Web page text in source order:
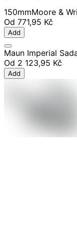
150mmMoore &
Od 771,95 Kč
Add
Maun Imperial
Od 2 123,95 Kč
Add